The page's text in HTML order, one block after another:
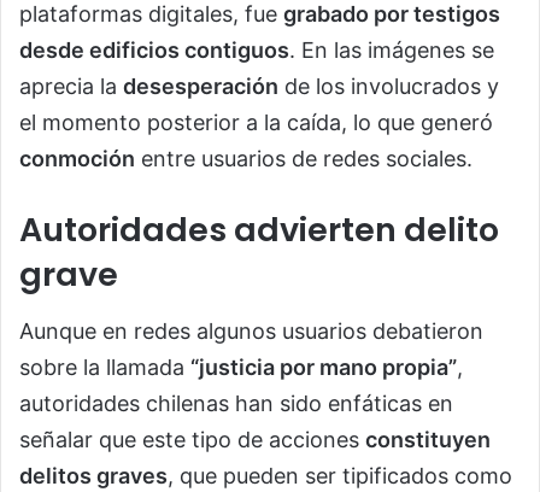
plataformas digitales, fue grabado por testigos
desde edificios contiguos. En las imágenes se
aprecia la desesperación de los involucrados y
el momento posterior a la caída, lo que generó
conmoción entre usuarios de redes sociales.
Autoridades advierten delito
grave
Aunque en redes algunos usuarios debatieron
sobre la llamada “justicia por mano propia”,
autoridades chilenas han sido enfáticas en
señalar que este tipo de acciones constituyen
delitos graves, que pueden ser tipificados como